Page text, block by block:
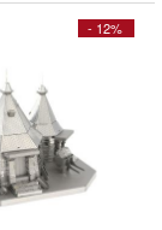
- 12%